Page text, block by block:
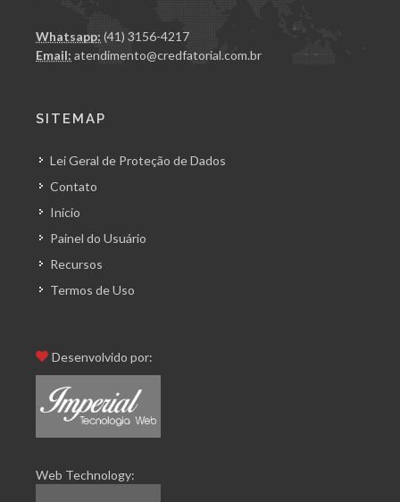
Whatsapp: (41) 3156-4217
Email: atendimento@credfatorial.com.br
SITEMAP
Lei Geral de Proteção de Dados
Contato
Inicio
Painel do Usuário
Recursos
Termos de Uso
Desenvolvido por:
Web Technology: